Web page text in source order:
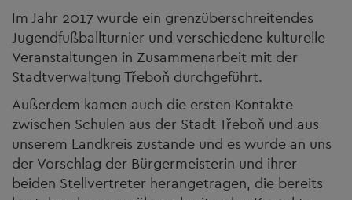
Im Jahr 2017 wurde ein grenzüberschreitendes
Jugendfußballturnier und verschiedene kulturelle
Veranstaltungen in Zusammenarbeit mit der
Stadtverwaltung Třeboň durchgeführt.
Außerdem kamen auch die ersten Kontakte
zwischen Schulen aus der Stadt Třeboň und aus
unserem Landkreis zustande und es wurde an uns
der Vorschlag der Bürgermeisterin und ihrer
beiden Stellvertreter herangetragen, die bereits